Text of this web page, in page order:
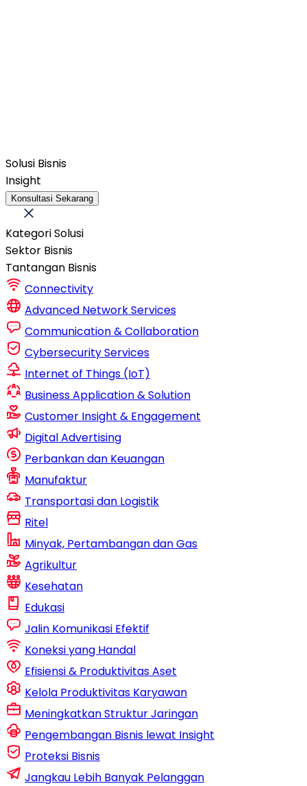
Solusi Bisnis
Insight
Konsultasi Sekarang
Kategori Solusi
Sektor Bisnis
Tantangan Bisnis
Connectivity
Advanced Network Services
Communication & Collaboration
Cybersecurity Services
Internet of Things (IoT)
Business Application & Solution
Customer Insight & Engagement
Digital Advertising
Perbankan dan Keuangan
Manufaktur
Transportasi dan Logistik
Ritel
Minyak, Pertambangan dan Gas
Agrikultur
Kesehatan
Edukasi
Jalin Komunikasi Efektif
Koneksi yang Handal
Efisiensi & Produktivitas Aset
Kelola Produktivitas Karyawan
Meningkatkan Struktur Jaringan
Pengembangan Bisnis lewat Insight
Proteksi Bisnis
Jangkau Lebih Banyak Pelanggan